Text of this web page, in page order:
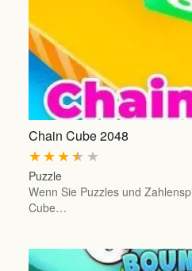
Chain Cube 2048
★
★
★
★
★
Puzzle
Wenn Sie Puzzles und
Cube…